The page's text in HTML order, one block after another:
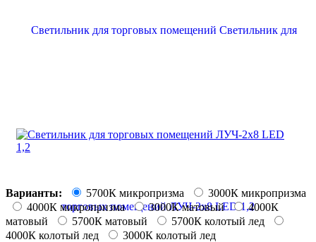
Варианты: 5700К микропризма
3000К микропризма
4000К микропризма
3000К матовый
4000К
матовый
5700К матовый
5700К колотый лед
4000К колотый лед
3000К колотый лед